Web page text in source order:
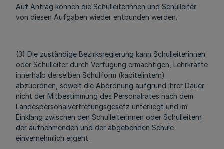
Auf Antrag können die Schulleiterinnen und Schulleiter
von diesen Aufgaben wieder entbunden werden.
(3) Die zuständige Bezirksregierung kann Schulleiterinnen
oder Schulleiter durch Verfügung ermächtigen, Lehrkräfte
innerhalb derselben Schulform (kapitelintern)
abzuordnen, soweit die Abordnung aufgrund ihrer Dauer
nicht der Mitbestimmung des Personalrates nach dem
Landespersonalvertretungsgesetz unterliegt und im
Einklang zwischen den Schulleiterinnen oder Schulleitern
der aufnehmenden und der abgebenden Schule
einvernehmlich ergeht.